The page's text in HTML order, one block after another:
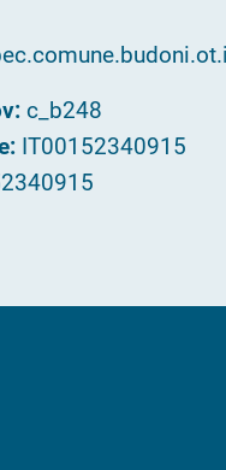
c_b248
IT00152340915